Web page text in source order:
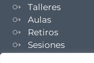
Talleres
Aulas
Retiros
Sesiones